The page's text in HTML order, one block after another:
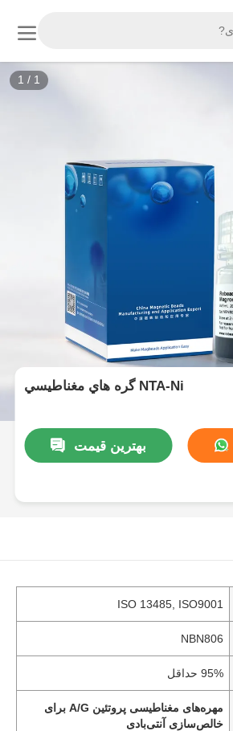
1 / 1
گره هاي مغناطيسي NTA-Ni
بهترین قیمت
ISO 13485, ISO9001
NBN806
95% حداقل
مهره‌های مغناطیسی پروتئین A/G برای
خالص‌سازی آنتی‌بادی